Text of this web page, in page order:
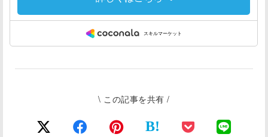
\ この記事を共有 /
B!